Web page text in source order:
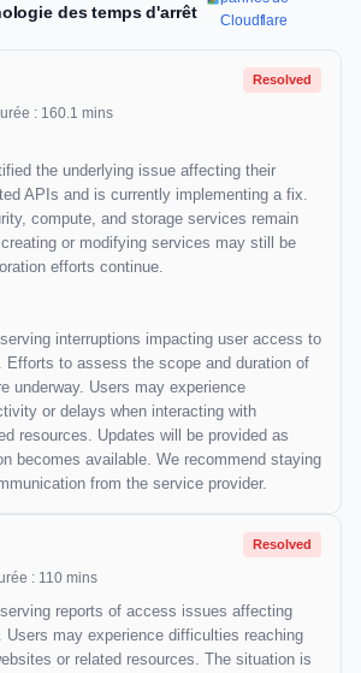
des temps d'arrêt
Cloudflare
Resolved
: 160.1 mins
the underlying issue affecting their
APIs and is currently implementing a fix.
compute, and storage services remain
or modifying services may still be
efforts continue.
interruptions impacting user access to
Efforts to assess the scope and duration of
underway. Users may experience
or delays when interacting with
resources. Updates will be provided as
becomes available. We recommend staying
from the service provider.
Resolved
: 110 mins
reports of access issues affecting
Users may experience difficulties reaching
or related resources. The situation is